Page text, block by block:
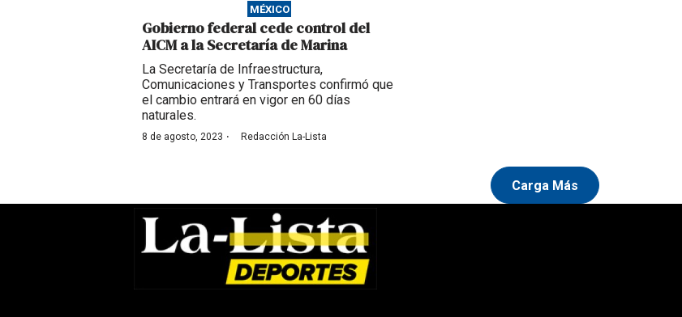
MÉXICO
Gobierno federal cede control del
AICM a la Secretaría de Marina
La Secretaría de Infraestructura,
Comunicaciones y Transportes confirmó que
el cambio entrará en vigor en 60 días
naturales.
8 de agosto, 2023 · Redacción La-Lista
Carga Más